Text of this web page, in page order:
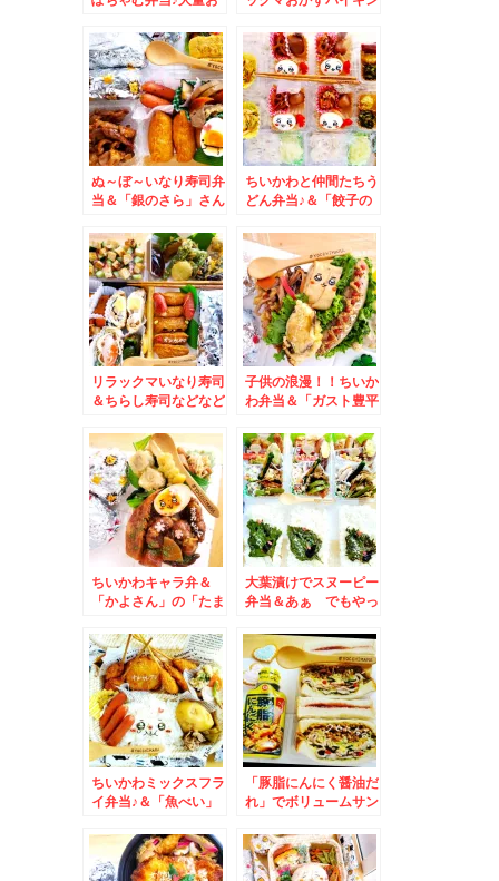
グ「ゲートイン」さん
の「モーニングセッ
ト」お洒落で盛りだく
さん(*´艸`*)
祥寺店」さんでモーニ
ングラーメン「ミニチ
ャーシューメン 麺固
め 味濃目 油普
通 海苔、ネギ、山
クラゲ、ほうれん草多
め、生卵トッピング」
「キャベチャー」は朝
は無料サービス(*´艸
`*)
ぬ～ぼ～いなり寿司弁
当＆「銀のさら」さん
ンチ握り」「握りセッ
トA.B」うどん出汁も
美味しい(*´艸`*)
ちいかわと仲間たちう
どん弁当♪＆「餃子の
セット」＆「野菜炒
め」(*´艸`*)
リラックマいなり寿司
＆ちらし寿司などなど
部」さんの「いちごソ
フトパフェ」
子供の浪漫！！ちいか
わ弁当＆「ガスト豊平
Σ(ﾟДﾟ)そして美味(*
´艸`*)
ちいかわキャラ弁＆
「かよさん」の「たま
´艸`*)♪
大葉漬けでスヌーピー
弁当＆あぁ でもやっ
しそバーグ300g」
「びっくりドンキー」
ちいかわミックスフラ
イ弁当♪＆「魚べい」
きあじフライ」♪
「豚脂にんにく醤油だ
れ」でボリュームサン
る！